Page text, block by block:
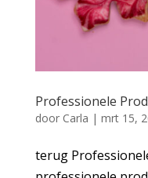
Professionele
door Carla | mrt 15,
terug